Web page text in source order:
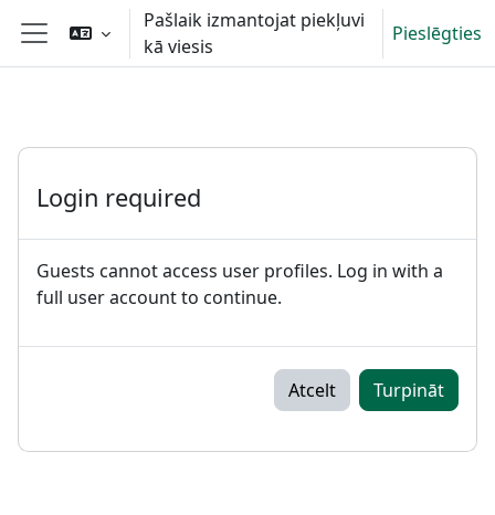
Atvērt galveno saturu
Sānu panelis
Pašlaik izmantojat piekļuvi
kā viesis
Pieslēgties
Login required
Guests cannot access user profiles. Log in with a
full user account to continue.
Atcelt Turpināt